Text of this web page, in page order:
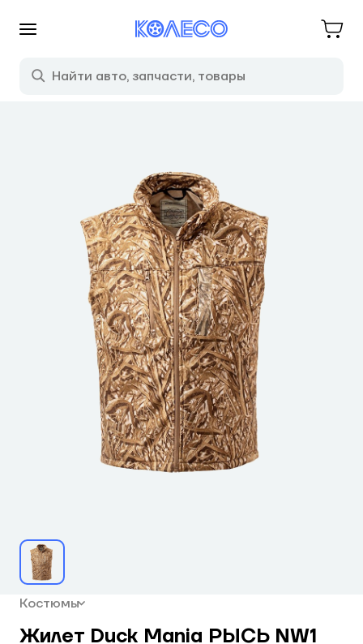
Костюмы
Жилет Duck Mania РЫСЬ NW1